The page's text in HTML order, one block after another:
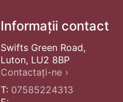
Informații contact
Swifts Green Road,
Luton, LU2 8BP
Contactați-ne ›
T: 07585224313